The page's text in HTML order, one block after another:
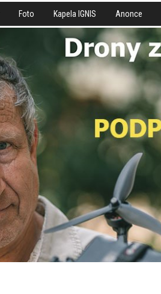
Foto Kapela IGNIS Anonce